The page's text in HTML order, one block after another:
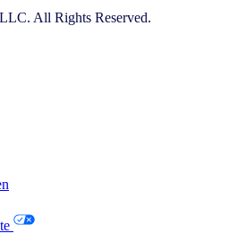
All Rights Reserved.